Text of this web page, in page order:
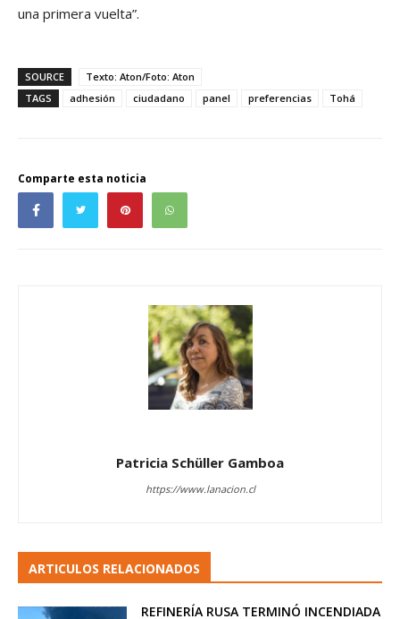
una primera vuelta”.
SOURCE
Texto: Aton/Foto: Aton
TAGS
adhesión ciudadano panel preferencias Tohá
Comparte esta noticia
Patricia Schüller Gamboa
https://www.lanacion.cl
ARTICULOS RELACIONADOS
REFINERÍA RUSA TERMINÓ INCENDIADA